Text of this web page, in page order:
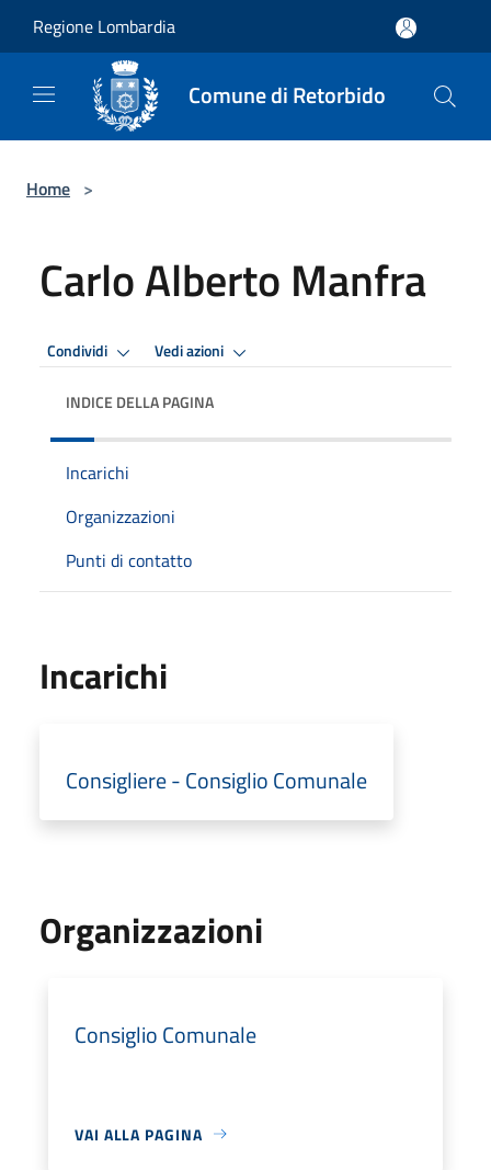
Regione Lombardia
Comune di Retorbido
Home >
Carlo Alberto Manfra
Condividi Vedi azioni
INDICE DELLA PAGINA
Incarichi
Organizzazioni
Punti di contatto
Incarichi
Consigliere - Consiglio Comunale
Organizzazioni
Consiglio Comunale
VAI ALLA PAGINA